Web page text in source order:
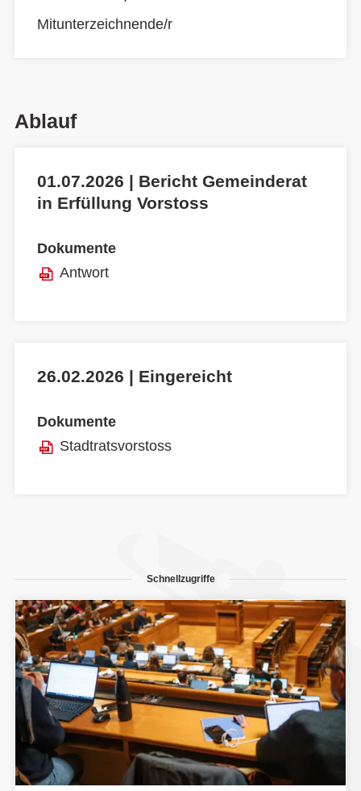
Mitunterzeichnende/r
Ablauf
01.07.2026 | Bericht Gemeinderat
in Erfüllung Vorstoss
Dokumente
Antwort
26.02.2026 | Eingereicht
Dokumente
Stadtratsvorstoss
Schnellzugriffe